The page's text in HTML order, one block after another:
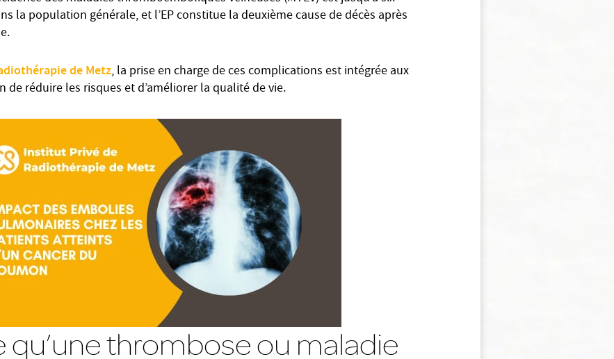
la population générale, et l’EP constitue la deuxième cause de décès après
de Metz, la prise en charge de ces complications est intégrée aux
de réduire les risques et d’améliorer la qualité de vie.
qu’une thrombose ou maladie